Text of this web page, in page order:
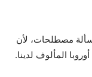
مصطلحات، لأن
المألوف لدينا.